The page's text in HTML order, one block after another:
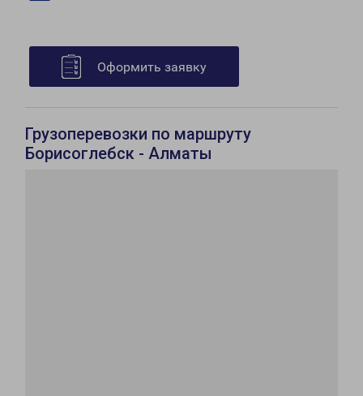
Оформить заявку
Грузоперевозки по маршруту
Борисоглебск - Алматы